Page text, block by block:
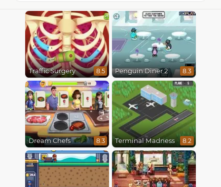
Traffic Surgery 8.5 Penguin Diner 2 8.3
Dream Chefs 8.3 Terminal Madness 8.2